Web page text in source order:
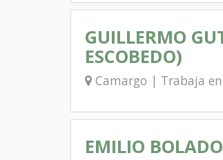
GUILLERMO
ESCOBEDO)
Camargo | Trabaja en
EMILIO